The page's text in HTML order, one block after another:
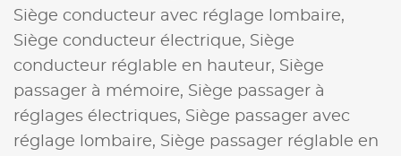
Siège conducteur avec réglage lombaire,
Siège conducteur électrique, Siège
conducteur réglable en hauteur, Siège
passager à mémoire, Siège passager à
réglages électriques, Siège passager avec
réglage lombaire, Siège passager réglable en